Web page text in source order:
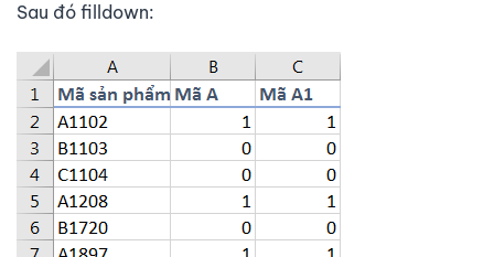
Sau đó filldown: